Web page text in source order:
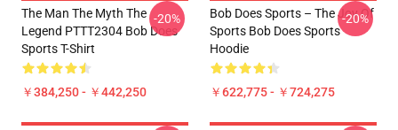
The Man The Myth The
Legend PTTT2304 Bob Does
Sports T-Shirt
￥384,250 - ￥442,250
-20%
Bob Does Sports – The Joy Of
Sports Bob Does Sports
Hoodie
￥622,775 - ￥724,275
-20%